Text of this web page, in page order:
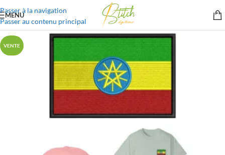
Passer à la navigation
Passer au contenu principal
MENU
VENTE